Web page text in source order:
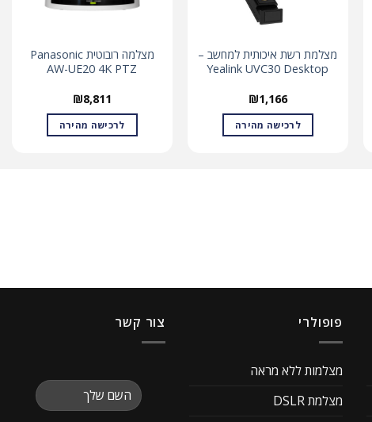
מצלמת רשת איכותית למחשב –
Yealink UVC30 Desktop
₪1,166
לרכישה מהירה
מצלמה רובוטית Panasonic
AW-UE20 4K PTZ
₪8,811
לרכישה מהירה
פופולרי
מצלמות ללא מראה
מצלמת DSLR
צור קשר